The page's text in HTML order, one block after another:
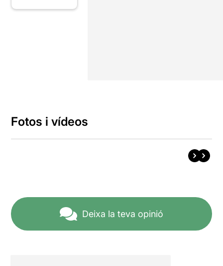
Fotos i vídeos
Deixa la teva opinió